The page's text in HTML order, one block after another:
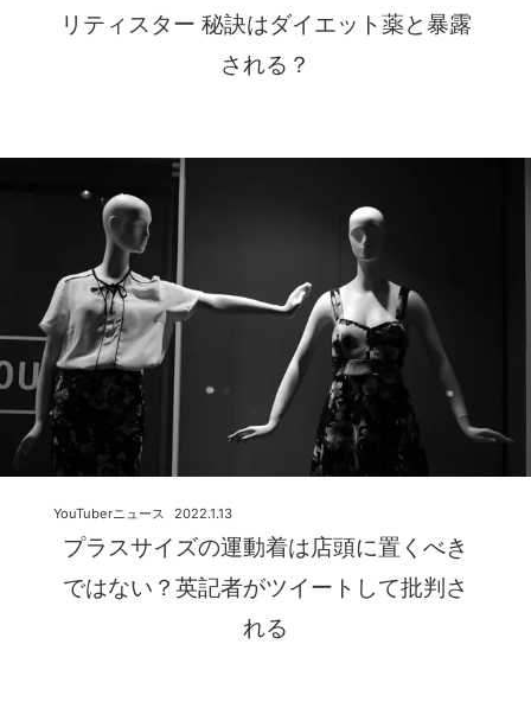
リティスター 秘訣はダイエット薬と暴露
される？
プラスサイズの運動着は店頭に置くべき
ではない？英記者がツイートして批判さ
れる
2022.1.13
YouTuberニュース